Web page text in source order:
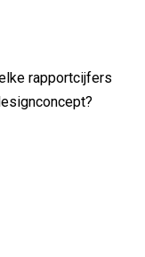
rapportcijfers